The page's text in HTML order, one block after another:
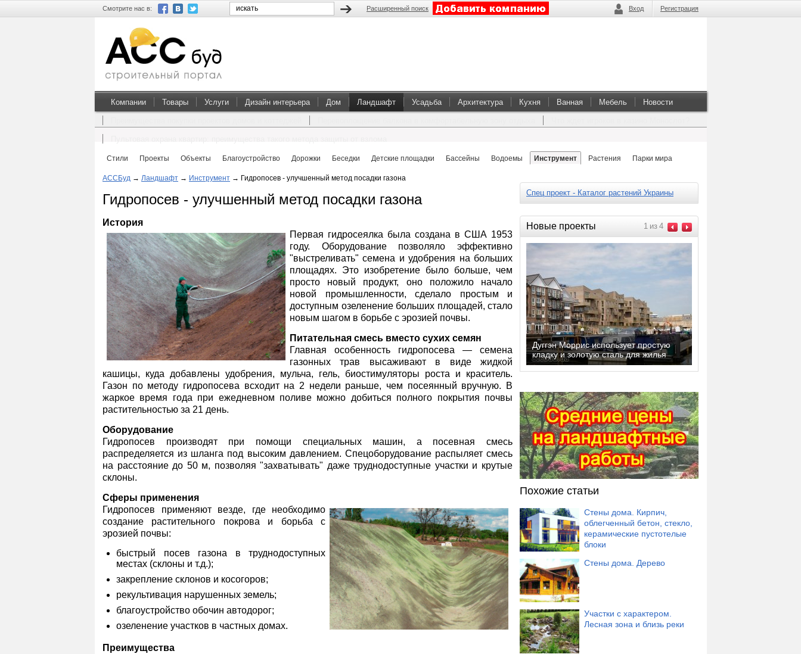
Смотрите нас в: Расширенный поиск Вход Регистрация
Компании Товары Услуги Дизайн интерьера Дом Ландшафт Усадьба Архитектура Кухня Ванная Мебель Новости
Стили Проекты Объекты Благоустройство Дорожки Беседки Детские площадки Бассейны Водоемы Инструмент Растения Парки мира
АССБуд → Ландшафт → Инструмент → Гидропосев - улучшенный метод посадки газона
Гидропосев - улучшенный метод посадки газона
История
Первая гидросеялка была создана в США 1953
году. Оборудование позволяло эффективно
"выстреливать" семена и удобрения на больших
площадях. Это изобретение было больше, чем
просто новый продукт, оно положило начало
новой промышленности, сделало простым и
доступным озеленение больших площадей, стало
новым шагом в борьбе с эрозией почвы.
Питательная смесь вместо сухих семян
Главная особенность гидропосева — семена
газонных трав высаживают в виде жидкой
кашицы, куда добавлены удобрения, мульча, гель, биостимуляторы роста и краситель.
Газон по методу гидропосева всходит на 2 недели раньше, чем посеянный вручную. В
жаркое время года при ежедневном поливе можно добиться полного покрытия почвы
растительностью за 21 день.
Оборудование
Гидропосев производят при помощи специальных машин, а посевная смесь
распределяется из шланга под высоким давлением. Спецоборудование распыляет смесь
на расстояние до 50 м, позволяя "захватывать" даже труднодоступные участки и крутые
склоны.
Сферы применения
Гидропосев применяют везде, где необходимо
создание растительного покрова и борьба с
эрозией почвы:
быстрый посев газона в труднодоступных
местах (склоны и т.д.);
закрепление склонов и косогоров;
рекультивация нарушенных земель;
благоустройство обочин автодорог;
озеленение участков в частных домах.
Преимущества
Спец проект - Каталог растений Украины
Новые проекты 1 из 4
Дуггэн Моррис использует простую
кладку и золотую сталь для жилья
Похожие статьи
Стены дома. Кирпич,
облегченный бетон, стекло,
керамические пустотелые
блоки
Стены дома. Дерево
Участки с характером.
Лесная зона и близь реки